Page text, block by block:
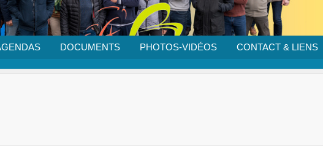
DOCUMENTS PHOTOS-VIDÉOS CONTACT & LIENS